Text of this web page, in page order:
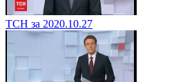
ТСН за 2020.10.27